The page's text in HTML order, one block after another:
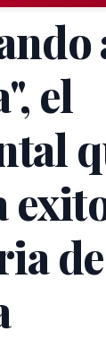
el
de